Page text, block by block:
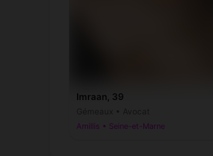
Imraan, 39
Amillis • Seine-et-Marne